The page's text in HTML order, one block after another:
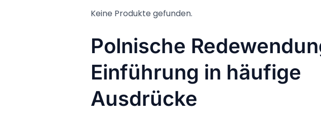
Keine Produkte gefunden.
Polnische
Einführung in häufige
Ausdrücke